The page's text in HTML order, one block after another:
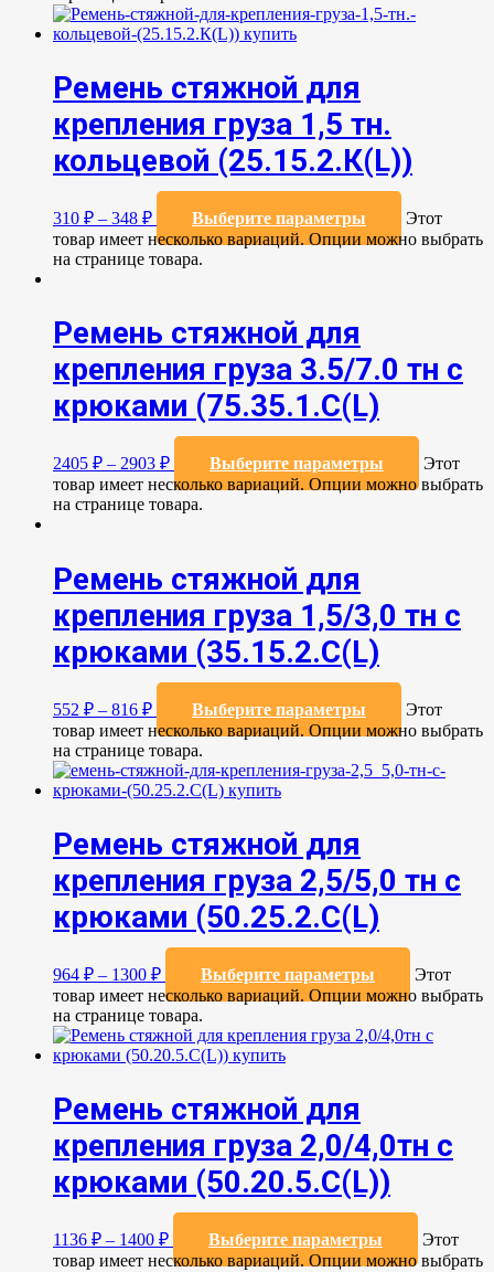
Ремень стяжной для
крепления груза 1,5 тн.
кольцевой (25.15.2.К(L))
310 ₽ – 348 ₽ Выберите параметры
Этот
товар имеет несколько вариаций. Опции можно выбрать
на странице товара.
Ремень стяжной для
крепления груза 3.5/7.0 тн с
крюками (75.35.1.C(L)
2405 ₽ – 2903 ₽ Выберите параметры
Этот
товар имеет несколько вариаций. Опции можно выбрать
на странице товара.
Ремень стяжной для
крепления груза 1,5/3,0 тн с
крюками (35.15.2.С(L)
552 ₽ – 816 ₽ Выберите параметры
Этот
товар имеет несколько вариаций. Опции можно выбрать
на странице товара.
Ремень стяжной для
крепления груза 2,5/5,0 тн с
крюками (50.25.2.C(L)
964 ₽ – 1300 ₽ Выберите параметры
Этот
товар имеет несколько вариаций. Опции можно выбрать
на странице товара.
Ремень стяжной для
крепления груза 2,0/4,0тн с
крюками (50.20.5.C(L))
1136 ₽ – 1400 ₽ Выберите параметры
Этот
товар имеет несколько вариаций. Опции можно выбрать